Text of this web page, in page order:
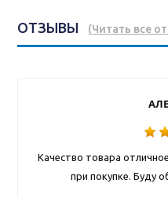
ОТЗЫВЫ (Читать все
Качество товара
при покупке. Буду